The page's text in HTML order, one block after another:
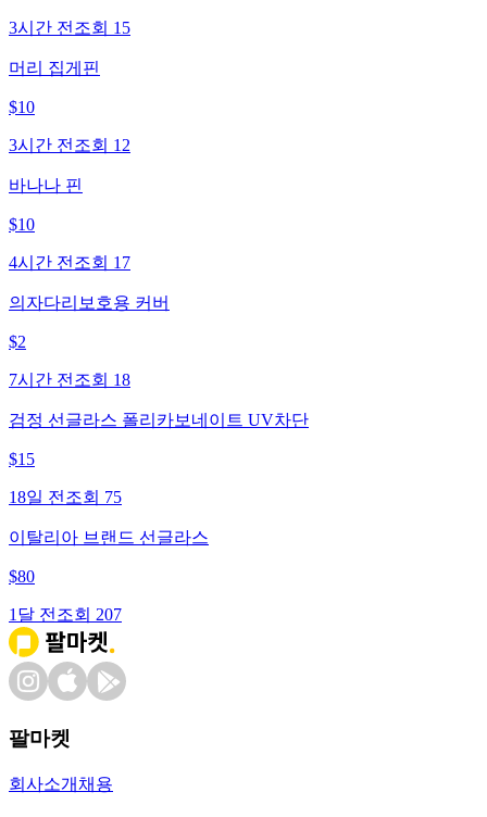
3시간 전 조회 15
머리 집게핀
$10
3시간 전 조회 12
바나나 핀
$10
4시간 전 조회 17
의자다리보호용 커버
$2
7시간 전 조회 18
검정 선글라스 폴리카보네이트 UV차단
$15
18일 전 조회 75
이탈리아 브랜드 선글라스
$80
1달 전 조회 207
팔마켓
회사소개 채용